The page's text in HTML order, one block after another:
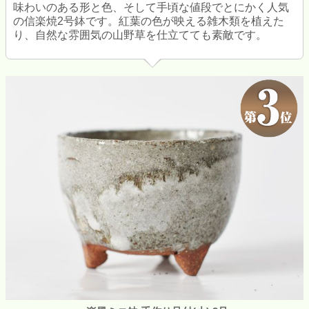
味わいのある形と色、そして手頃な値段でとにかく人気
の信楽焼2号鉢です。紅葉の色が映える雑木類を植えた
り、自然な雰囲気の山野草を仕立てても素敵です。